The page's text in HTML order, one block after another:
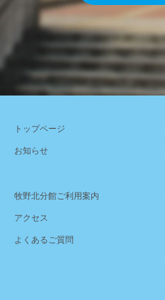
トップページ
お知らせ
牧野北分館ご利用案内
アクセス
よくあるご質問